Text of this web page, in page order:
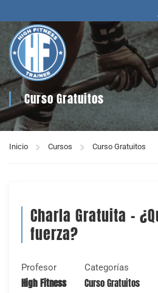
Curso Gratuitos
Inicio Cursos Curso Gratuitos
Charla Gratuita –
fuerza?
Profesor
High Fitness
Categorías
Curso Gratuitos